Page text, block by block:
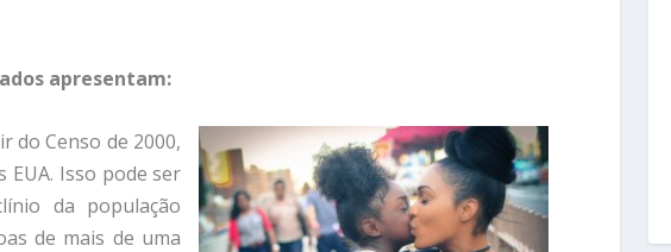
apresentam:
do Censo de 2000,
Isso pode ser
da população
de mais de uma